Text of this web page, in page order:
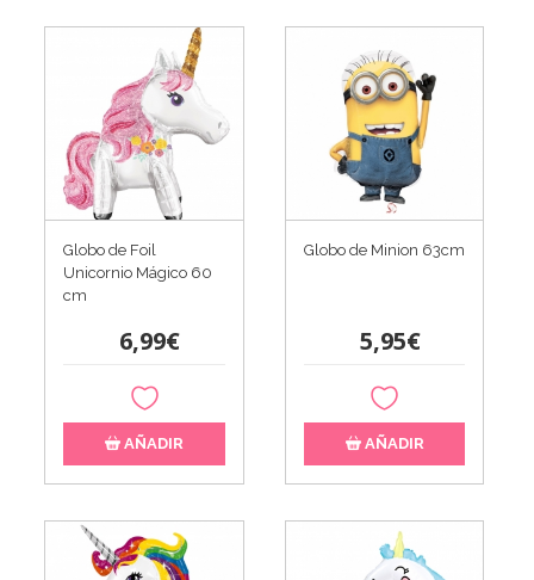
Globo de Foil
Unicornio Mágico 60
cm
6,99€
AÑADIR
Globo de Minion 63cm
5,95€
AÑADIR